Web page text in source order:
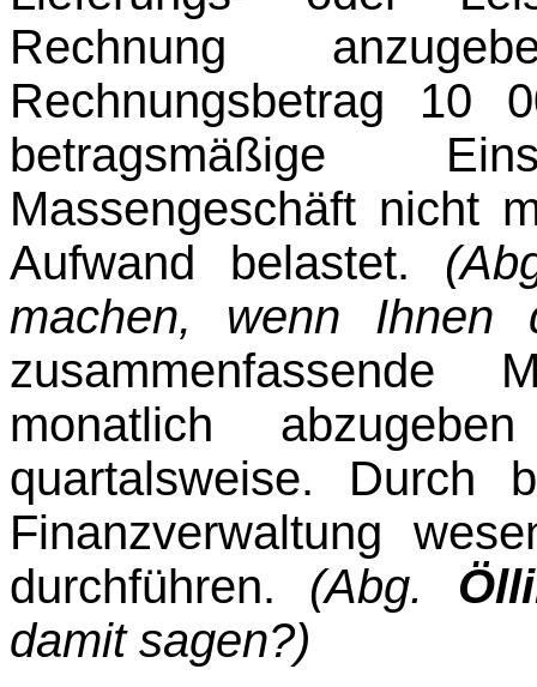
Rechnung
Rechnungsbetrag 10
betragsmäßige
Massengeschäft nicht
Aufwand belastet.
machen, wenn
monatlich
quartalsweise. Durch
Finanzverwaltung
durchführen. (Abg.
damit sagen?)